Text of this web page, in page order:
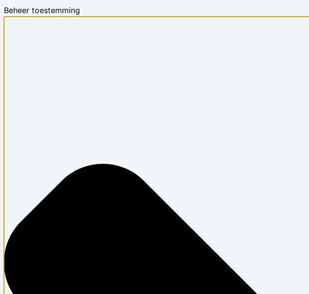
Beheer toestemming